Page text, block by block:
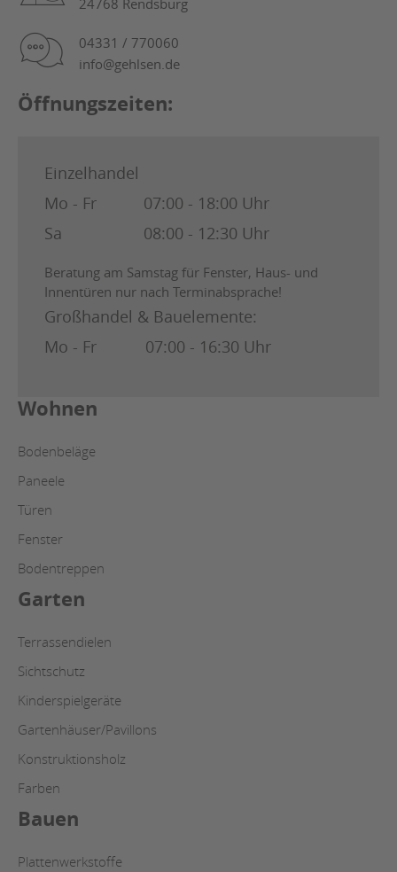
24768 Rendsburg
04331 / 770060
info@gehlsen.de
Öffnungszeiten:
Einzelhandel
Mo - Fr
07:00 - 18:00 Uhr
Sa
08:00 - 12:30 Uhr
Beratung am Samstag für Fenster, Haus- und
Innentüren nur nach Terminabsprache!
Großhandel & Bauelemente:
Mo - Fr
07:00 - 16:30 Uhr
Wohnen
Bodenbeläge
Paneele
Türen
Fenster
Bodentreppen
Garten
Terrassendielen
Sichtschutz
Kinderspielgeräte
Gartenhäuser/Pavillons
Konstruktionsholz
Farben
Bauen
Plattenwerkstoffe